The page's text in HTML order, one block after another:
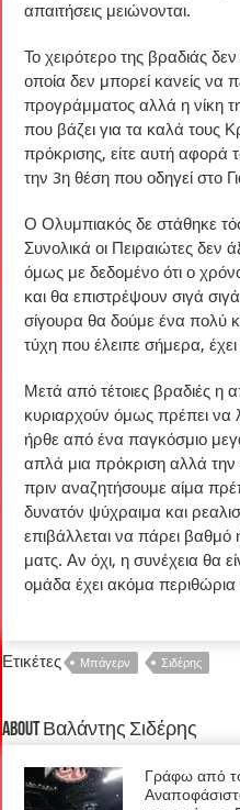
απαιτήσεις μειώνονται.
Το χειρότερο της βραδιάς
οποία δεν μπορεί κανείς να
προγράμματος αλλά η νίκη
που βάζει για τα καλά τους
πρόκρισης, είτε αυτή αφορά
την 3η θέση που οδηγεί στο
Ο Ολυμπιακός δε στάθηκε
Συνολικά οι Πειραιώτες δεν
όμως με δεδομένο ότι ο
και θα επιστρέψουν σιγά
σίγουρα θα δούμε ένα πολύ
τύχη που έλειπε σήμερα,
Μετά από τέτοιες βραδιές η
κυριαρχούν όμως πρέπει να
ήρθε από ένα παγκόσμιο
απλά μια πρόκριση αλλά την
πριν αναζητήσουμε αίμα
δυνατόν ψύχραιμα και
επιβάλλεται να πάρει
ματς. Αν όχι, η συνέχεια θα
ομάδα έχει ακόμα περιθώρια
Ετικέτες Μπάγερν Σιδέρης
About Βαλάντης Σιδέρης
Γράφω από